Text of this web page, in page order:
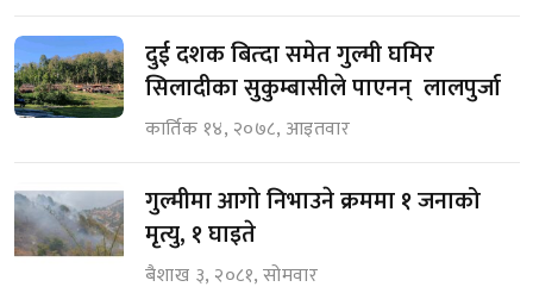
दुई दशक बित्दा समेत गुल्मी घमिर
सिलादीका सुकुम्बासीले पाएनन् लालपुर्जा
कार्तिक १४, २०७८, आइतवार
गुल्मीमा आगो निभाउने क्रममा १ जनाको
मृत्यु, १ घाइते
बैशाख ३, २०८१, सोमवार